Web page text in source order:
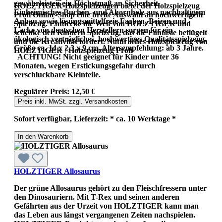
HOLZTIGER-Holzspielzeugen bietet der Holzspielzeug
Profi Online-Shop eine breite Auswahl an hochwertigem
Spielzeug. Entdecke die Welt von HOLZTIGER und
schenke den Kindern Spielzeug, das die Fantasie beflügelt
und die Kreativität fördert. Natürliches Holzspielzeug von
HOLZTIGER | Holzspielzeug Profi
gewährleisten ein Höchstmaß an Sicherheit.
Einheimisches Buchen- und Ahornholz aus nachhaltigem
Anbau sowie lösungsmittelfreie Farben, Beizen und
Lacke von deutschen Herstellern sorgen für ein
ökologisch verträgliches, hochwertiges Qualitätsspielzeug.
Größe ca. 14 x 2,3 x 9 cm. Altersempfehlung: ab 3 Jahre.
ACHTUNG! Nicht geeignet für Kinder unter 36
Monaten, wegen Erstickungsgefahr durch
verschluckbare Kleinteile.
Regulärer Preis: 12,50 €
Preis inkl. MwSt. zzgl. Versandkosten
Sofort verfügbar, Lieferzeit: * ca. 10 Werktage *
In den Warenkorb
HOLZTIGER Allosaurus
Der grüne Allosaurus gehört zu den Fleischfressern unter
den Dinosauriern. Mit T-Rex und seinen anderen
Gefährten aus der Urzeit von HOLZTIGER kann man
das Leben aus längst vergangenen Zeiten nachspielen.